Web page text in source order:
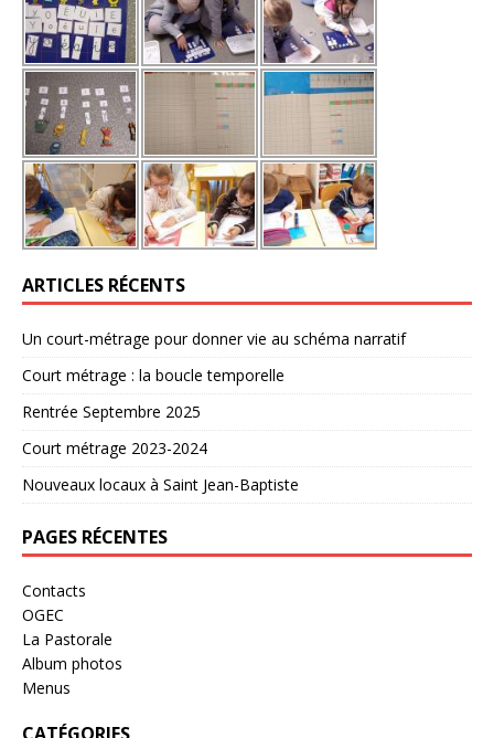
ARTICLES RÉCENTS
Un court-métrage pour donner vie au schéma narratif
Court métrage : la boucle temporelle
Rentrée Septembre 2025
Court métrage 2023-2024
Nouveaux locaux à Saint Jean-Baptiste
PAGES RÉCENTES
Contacts
OGEC
La Pastorale
Album photos
Menus